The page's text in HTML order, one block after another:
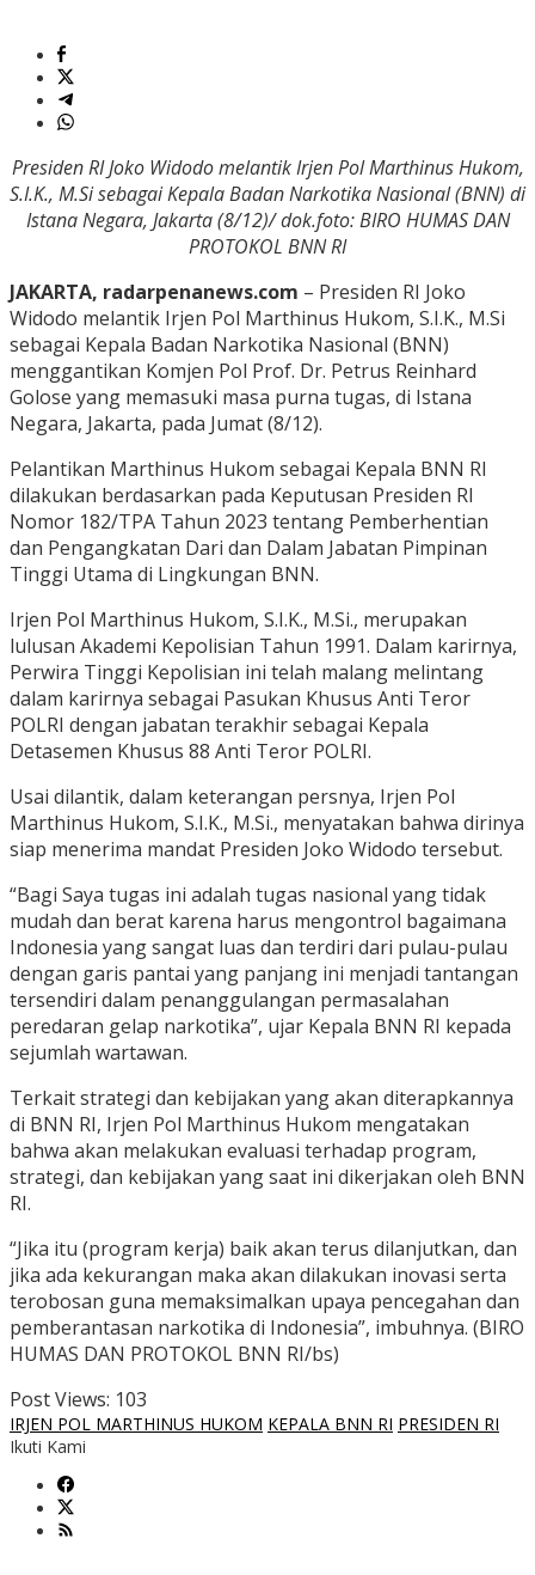
Presiden RI Joko Widodo melantik Irjen Pol Marthinus Hukom,
S.I.K., M.Si sebagai Kepala Badan Narkotika Nasional (BNN) di
Istana Negara, Jakarta (8/12)/ dok.foto: BIRO HUMAS DAN
PROTOKOL BNN RI
JAKARTA, radarpenanews.com – Presiden RI Joko
Widodo melantik Irjen Pol Marthinus Hukom, S.I.K., M.Si
sebagai Kepala Badan Narkotika Nasional (BNN)
menggantikan Komjen Pol Prof. Dr. Petrus Reinhard
Golose yang memasuki masa purna tugas, di Istana
Negara, Jakarta, pada Jumat (8/12).
Pelantikan Marthinus Hukom sebagai Kepala BNN RI
dilakukan berdasarkan pada Keputusan Presiden RI
Nomor 182/TPA Tahun 2023 tentang Pemberhentian
dan Pengangkatan Dari dan Dalam Jabatan Pimpinan
Tinggi Utama di Lingkungan BNN.
Irjen Pol Marthinus Hukom, S.I.K., M.Si., merupakan
lulusan Akademi Kepolisian Tahun 1991. Dalam karirnya,
Perwira Tinggi Kepolisian ini telah malang melintang
dalam karirnya sebagai Pasukan Khusus Anti Teror
POLRI dengan jabatan terakhir sebagai Kepala
Detasemen Khusus 88 Anti Teror POLRI.
Usai dilantik, dalam keterangan persnya, Irjen Pol
Marthinus Hukom, S.I.K., M.Si., menyatakan bahwa dirinya
siap menerima mandat Presiden Joko Widodo tersebut.
“Bagi Saya tugas ini adalah tugas nasional yang tidak
mudah dan berat karena harus mengontrol bagaimana
Indonesia yang sangat luas dan terdiri dari pulau-pulau
dengan garis pantai yang panjang ini menjadi tantangan
tersendiri dalam penanggulangan permasalahan
peredaran gelap narkotika”, ujar Kepala BNN RI kepada
sejumlah wartawan.
Terkait strategi dan kebijakan yang akan diterapkannya
di BNN RI, Irjen Pol Marthinus Hukom mengatakan
bahwa akan melakukan evaluasi terhadap program,
strategi, dan kebijakan yang saat ini dikerjakan oleh BNN
RI.
“Jika itu (program kerja) baik akan terus dilanjutkan, dan
jika ada kekurangan maka akan dilakukan inovasi serta
terobosan guna memaksimalkan upaya pencegahan dan
pemberantasan narkotika di Indonesia”, imbuhnya. (BIRO
HUMAS DAN PROTOKOL BNN RI/bs)
Post Views: 103
IRJEN POL MARTHINUS HUKOM KEPALA BNN RI PRESIDEN RI
Ikuti Kami